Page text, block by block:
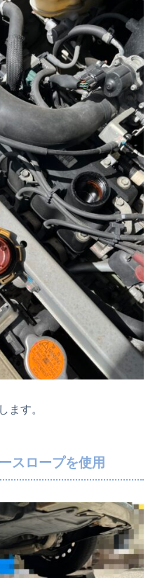
ます。
スロープを使用